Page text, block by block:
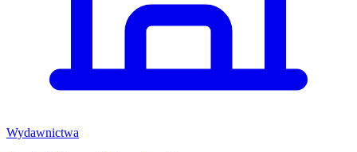
Wydawnictwa